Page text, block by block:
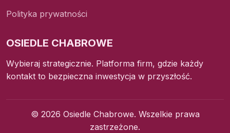
Polityka prywatności
OSIEDLE CHABROWE
Wybieraj strategicznie. Platforma firm, gdzie każdy
kontakt to bezpieczna inwestycja w przyszłość.
© 2026 Osiedle Chabrowe. Wszelkie prawa
zastrzeżone.